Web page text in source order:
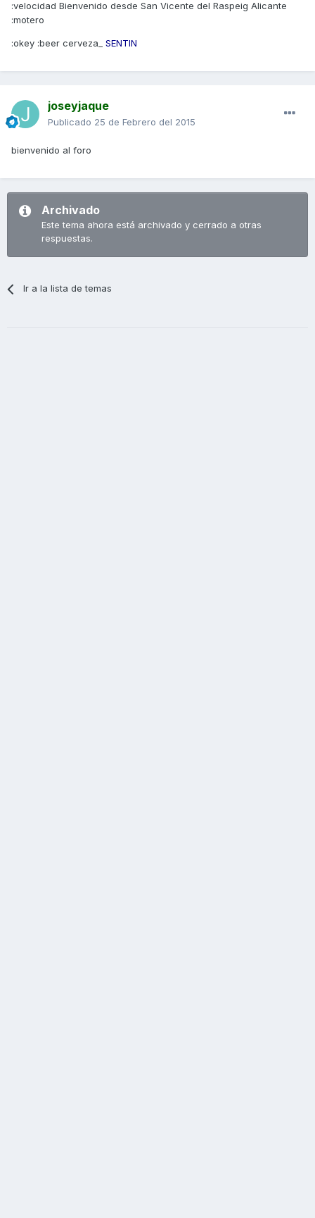
:velocidad Bienvenido desde San Vicente del Raspeig Alicante
:motero
:okey :beer cerveza_ SENTIN
joseyjaque
Publicado 25 de Febrero del 2015
bienvenido al foro
Archivado
Este tema ahora está archivado y cerrado a otras
respuestas.
Ir a la lista de temas